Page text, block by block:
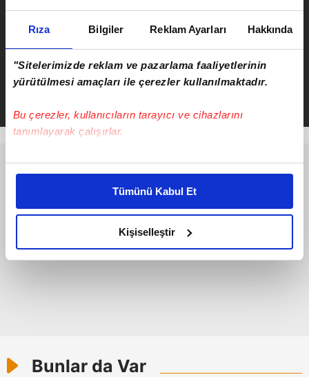
Rıza Bilgiler Reklam Ayarları Hakkında
"Sitelerimizde reklam ve pazarlama faaliyetlerinin
yürütülmesi amaçları ile çerezler kullanılmaktadır.
Bu çerezler, kullanıcıların tarayıcı ve cihazlarını
tanımlayarak çalışırlar.
Bu çerezlere izin vermeniz halinde sizlere özel
daha iyi reklam deneyimi yaşatabiliriz. Bunu yaparken
amacımızın size daha iyi bir reklam deneyimi sunmak
olduğunu ve sizlere en iyi içerikleri sunabilmek adına
elimizden gelen çabayı gösterdiğimizi ve bu noktada,
reklamların maliyetlerimizi karşılamak noktasında tek gelir
Tümünü Kabul Et
Kişiselleştir
Hasan Demir
Takvim.com.tr Haber
Bunlar da Var